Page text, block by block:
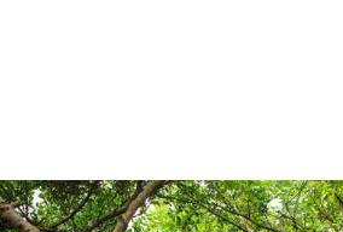
Matériel de plongée(0)
Miel(0)